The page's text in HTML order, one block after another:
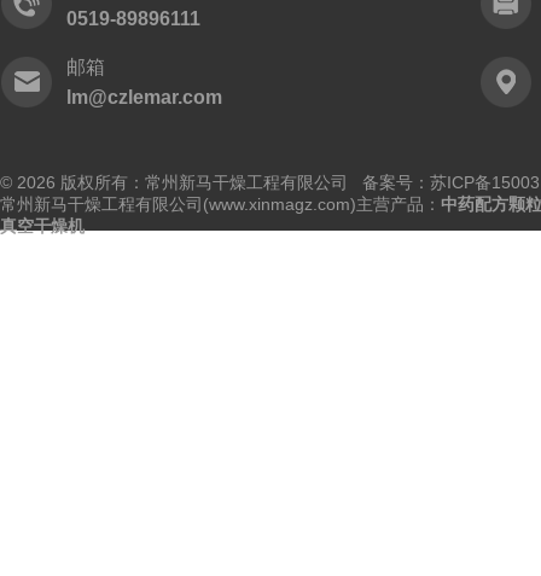
0519-89896111
邮箱
lm@czlemar.com
© 2026 版权所有：常州新马干燥工程有限公司 备案号： 苏ICP备
常州新马干燥工程有限公司(www.xinmagz.com)主营产品： 中药配方颗
真空干燥机